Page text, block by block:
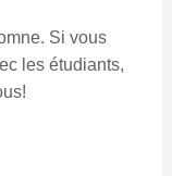
Si vous
les étudiants,